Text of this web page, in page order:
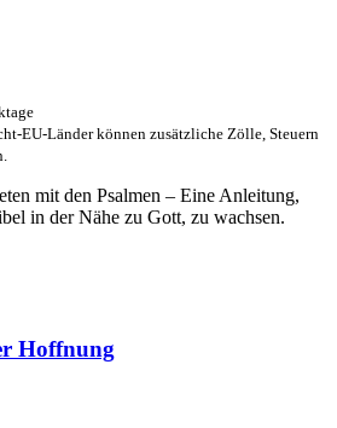
EU-Länder können zusätzliche Zölle, Steuern
mit den Psalmen – Eine Anleitung,
in der Nähe zu Gott, zu wachsen.
Hoffnung